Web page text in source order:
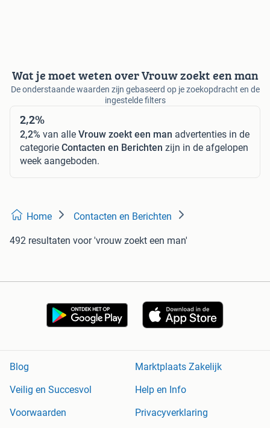
Wat je moet weten over Vrouw zoekt een man
De onderstaande waarden zijn gebaseerd op je zoekopdracht en de
ingestelde filters
2,2%
2,2% van alle Vrouw zoekt een man advertenties in de
categorie Contacten en Berichten zijn in de afgelopen
week aangeboden.
Home Contacten en Berichten
492 resultaten voor 'vrouw zoekt een man'
Blog
Marktplaats Zakelijk
Veilig en Succesvol
Help en Info
Voorwaarden
Privacyverklaring